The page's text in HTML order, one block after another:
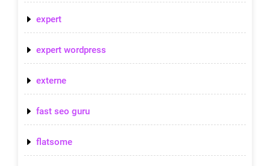
expert
expert wordpress
externe
fast seo guru
flatsome